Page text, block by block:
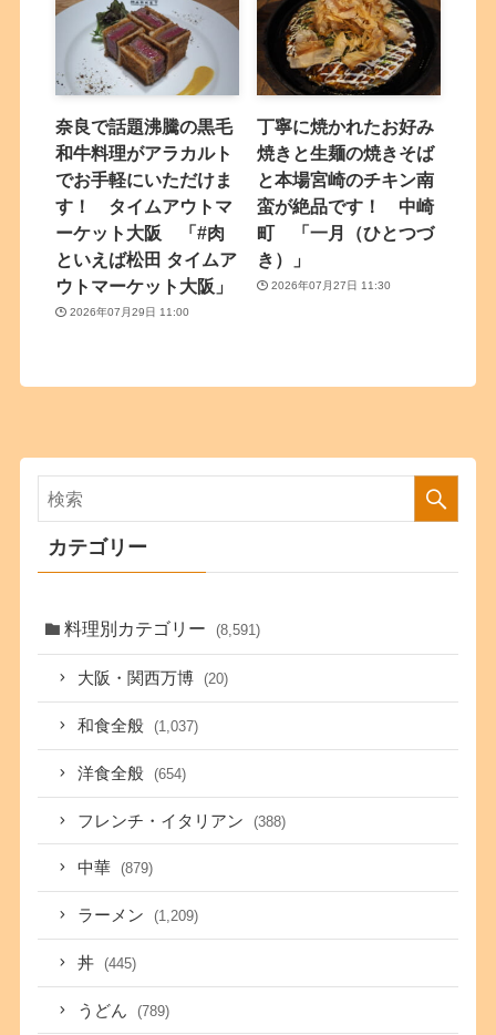
奈良で話題沸騰の黒毛
和牛料理がアラカルト
でお手軽にいただけま
す！ タイムアウトマ
ーケット大阪 「#肉
といえば松田 タイムア
ウトマーケット大阪」
2026年07月29日 11:00
丁寧に焼かれたお好み
焼きと生麺の焼きそば
と本場宮崎のチキン南
蛮が絶品です！ 中崎
町 「一月（ひとつづ
き）」
2026年07月27日 11:30
カテゴリー
料理別カテゴリー (8,591)
大阪・関西万博 (20)
和食全般 (1,037)
洋食全般 (654)
フレンチ・イタリアン (388)
中華 (879)
ラーメン (1,209)
丼 (445)
うどん (789)